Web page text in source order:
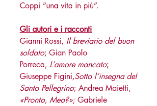
Coppi “una vita in più”.
Gli autori e i racconti
Gianni Rossi, Il breviario del buon
soldato; Gian Paolo
Porreca, L’amore mancato;
Giuseppe Figini,Sotto l’insegna del
Santo Pellegrino; Andrea Maietti,
«Pronto, Meo?»; Gabriele